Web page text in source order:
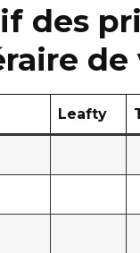
des
de
Leafty